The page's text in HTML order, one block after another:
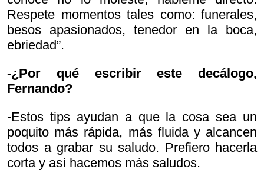
Respete momentos tales como: funerales,
besos apasionados, tenedor en la boca,
ebriedad”.
-¿Por qué escribir este decálogo,
Fernando?
-Estos tips ayudan a que la cosa sea un
poquito más rápida, más fluida y alcancen
todos a grabar su saludo. Prefiero hacerla
corta y así hacemos más saludos.